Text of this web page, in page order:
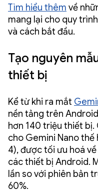
Tìm hiểu thêm về
mang lại cho quy
và cách bắt đầu.
Tạo nguyên
thiết bị
Kể từ khi ra mắt
nền tảng trên
hơn 140 triệu thiết
cho Gemini Nano
4), được tối ưu hoá
các thiết bị Android.
lần so với phiên bản
60%.